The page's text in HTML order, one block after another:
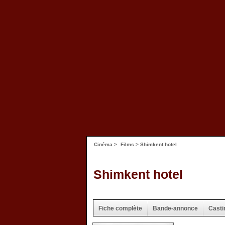
Cinéma > Films > Shimkent hotel
Shimkent hotel
Fiche complète Bande-annonce